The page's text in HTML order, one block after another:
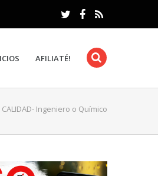
AFILIATÉ!
CALIDAD- Ingeniero o Químico